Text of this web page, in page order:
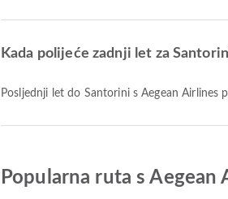
Kada polijeće zadnji let za
Posljednji let do Santorini s Aegean
Popularna ruta s